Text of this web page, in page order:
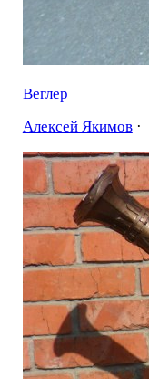
Веглер
Алексей Якимов·